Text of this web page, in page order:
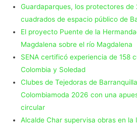
Guardaparques, los protectores de
cuadrados de espacio público de
El proyecto Puente de la
Magdalena sobre el río Magdalena
SENA certificó experiencia de 158
Colombia y Soledad
Clubes de Tejedoras de
Colombiamoda 2026 con una
circular
Alcalde Char supervisa obras en la